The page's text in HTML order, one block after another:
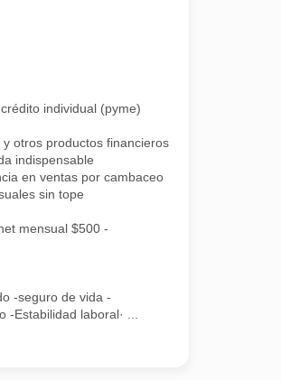
individual (pyme)
otros productos financieros como seguros,
indispensable
en ventas por cambaceo
sin tope
mensual $500 -
-seguro de vida -
Estabilidad laboral· ...